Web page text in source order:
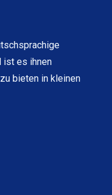
ist es ihnen
bieten in kleinen